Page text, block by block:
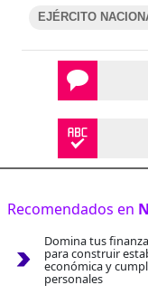
EJÉRCITO
Recomendados en
Domina tus
para construir
económica y
personales